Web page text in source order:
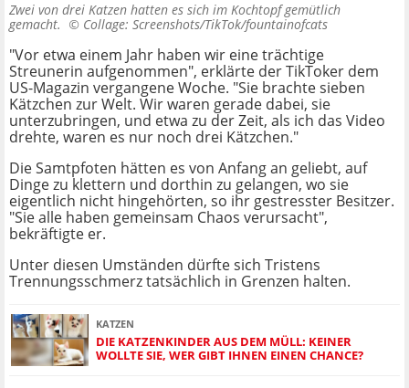
Zwei von drei Katzen hatten es sich im Kochtopf gemütlich
gemacht. © Collage: Screenshots/TikTok/fountainofcats
"Vor etwa einem Jahr haben wir eine trächtige
Streunerin aufgenommen", erklärte der TikToker dem
US-Magazin vergangene Woche. "Sie brachte sieben
Kätzchen zur Welt. Wir waren gerade dabei, sie
unterzubringen, und etwa zu der Zeit, als ich das Video
drehte, waren es nur noch drei Kätzchen."
Die Samtpfoten hätten es von Anfang an geliebt, auf
Dinge zu klettern und dorthin zu gelangen, wo sie
eigentlich nicht hingehörten, so ihr gestresster Besitzer.
"Sie alle haben gemeinsam Chaos verursacht",
bekräftigte er.
Unter diesen Umständen dürfte sich Tristens
Trennungsschmerz tatsächlich in Grenzen halten.
KATZEN
DIE KATZENKINDER AUS DEM MÜLL: KEINER
WOLLTE SIE, WER GIBT IHNEN EINEN CHANCE?